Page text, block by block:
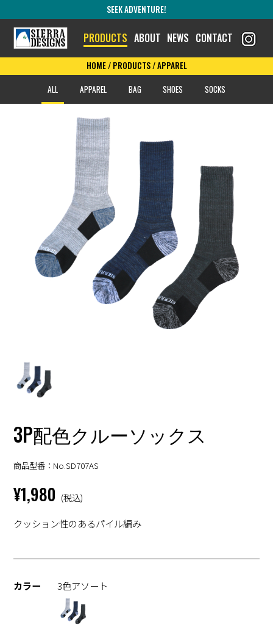
SEEK ADVENTURE!
PRODUCTS ABOUT NEWS CONTACT
HOME/ PRODUCTS/ APPAREL
ALL
APPAREL BAG SHOES SOCKS
3P配色クルーソックス
商品型番：No.SD707AS
¥1,980 (税込)
クッション性のあるパイル編み
カラー 3色アソート